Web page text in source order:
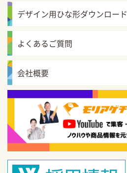
デザイン用ひな形ダウンロード
よくあるご質問
会社概要